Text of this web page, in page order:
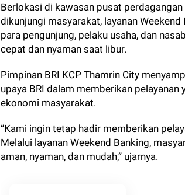
Berlokasi di kawasan pusat
dikunjungi masyarakat, layanan
para pengunjung, pelaku usaha, dan
cepat dan nyaman saat libur.
Pimpinan BRI KCP Thamrin City
upaya BRI dalam memberikan
ekonomi masyarakat.
“Kami ingin tetap hadir memberikan
Melalui layanan Weekend Banking,
aman, nyaman, dan mudah,” ujarnya.